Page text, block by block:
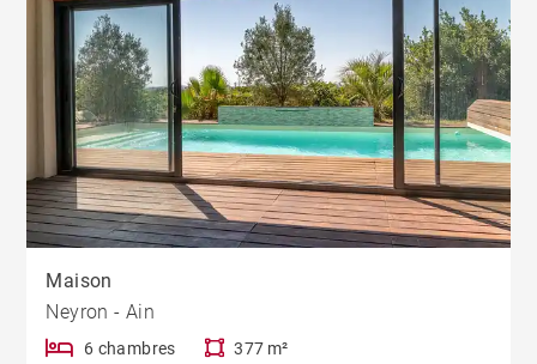
Maison
Neyron - Ain
6 chambres 377 m²